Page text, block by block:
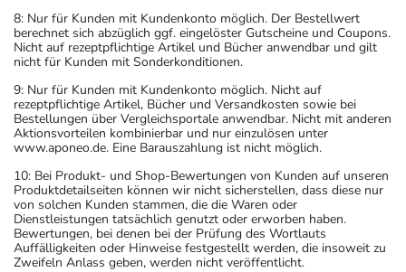
8: Nur für Kunden mit Kundenkonto möglich. Der Bestellwert
berechnet sich abzüglich ggf. eingelöster Gutscheine und Coupons.
Nicht auf rezeptpflichtige Artikel und Bücher anwendbar und gilt
nicht für Kunden mit Sonderkonditionen.
9: Nur für Kunden mit Kundenkonto möglich. Nicht auf
rezeptpflichtige Artikel, Bücher und Versandkosten sowie bei
Bestellungen über Vergleichsportale anwendbar. Nicht mit anderen
Aktionsvorteilen kombinierbar und nur einzulösen unter
www.aponeo.de. Eine Barauszahlung ist nicht möglich.
10: Bei Produkt- und Shop-Bewertungen von Kunden auf unseren
Produktdetailseiten können wir nicht sicherstellen, dass diese nur
von solchen Kunden stammen, die die Waren oder
Dienstleistungen tatsächlich genutzt oder erworben haben.
Bewertungen, bei denen bei der Prüfung des Wortlauts
Auffälligkeiten oder Hinweise festgestellt werden, die insoweit zu
Zweifeln Anlass geben, werden nicht veröffentlicht.